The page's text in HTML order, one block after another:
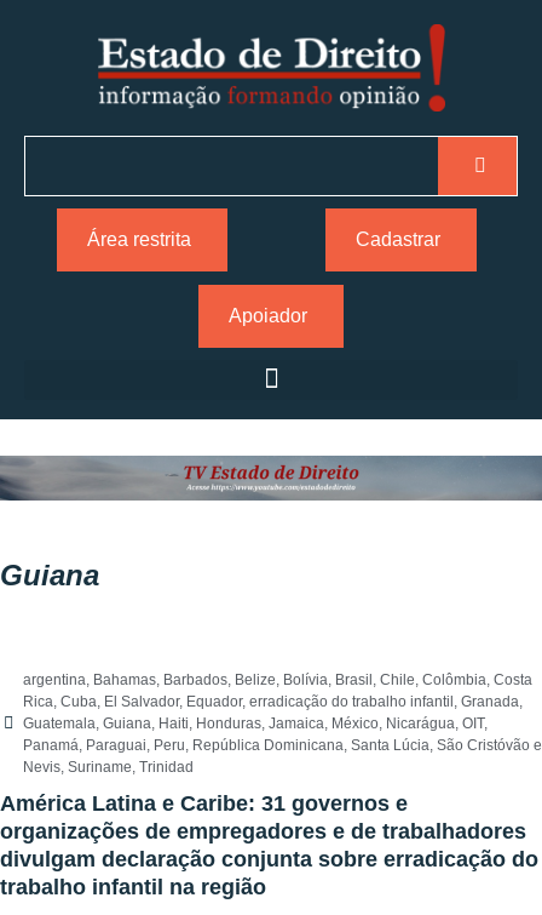
Área restrita Cadastrar
Apoiador
Guiana
argentina, Bahamas, Barbados, Belize, Bolívia, Brasil , Chile, Colômbia, Costa
Rica, Cuba, El Salvador, Equador, erradicação do trabalho infantil , Granada,
Guatemala, Guiana, Haiti, Honduras, Jamaica, México, Nicarágua, OIT,
Panamá, Paraguai, Peru, República Dominicana, Santa Lúcia, São Cristóvão e
Nevis, Suriname, Trinidad
América Latina e Caribe: 31 governos e
organizações de empregadores e de trabalhadores
divulgam declaração conjunta sobre erradicação do
trabalho infantil na região